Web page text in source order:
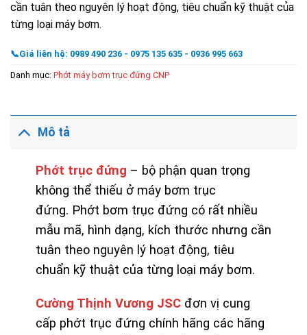
cần tuân theo nguyên lý hoạt động, tiêu chuẩn kỹ thuật của
từng loại máy bơm.
📞Giá liên hệ: 0989 490 236 - 0975 135 635 - 0936 995 663
Danh mục: Phớt máy bơm trục đứng CNP
Mô tả
Phớt trục đứng – bộ phận quan trọng
không thể thiếu ở máy bơm trục
đứng. Phớt bơm trục đứng có rất nhiều
mẫu mã, hình dạng, kích thước nhưng cần
tuân theo nguyên lý hoạt động, tiêu
chuẩn kỹ thuật của từng loại máy bơm.
Cường Thịnh Vương JSCđơn vị cung
cấp phớt trục đứng chính hãng các hãng